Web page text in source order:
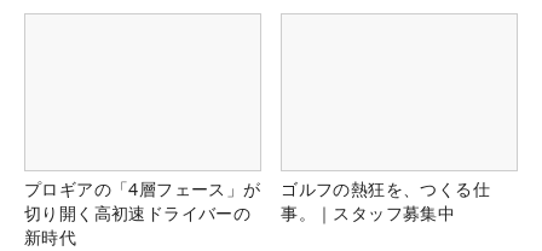
プロギアの「4層フェース」が
切り開く高初速ドライバーの
新時代
ゴルフの熱狂を、つくる仕
事。｜スタッフ募集中